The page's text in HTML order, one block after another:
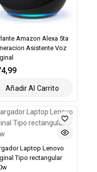
Amazon Alexa 5ta
Asistente Voz
Añadir Al Carrito
Laptop Lenovo
Tipo rectangular